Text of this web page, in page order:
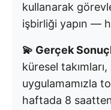
kullanarak
işbirliği yapın —
💫 Gerçek
küresel
uygulamamızla
haftada 8